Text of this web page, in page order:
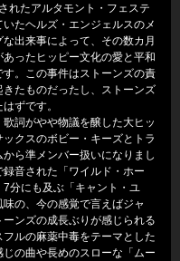
れたアルタモント・フェステ
たヘルズ・エンジェルスのメ
出来事によって、その数カ月
ったヒッピー文化の愛と平和
。この事件はストーンズの責
たものだったし、ストーンズ
ずです。
詞がやや物議を醸した大ヒッ
クスのボビー・キーズとトラ
ら準メンバー扱いになりまし
音された「ワイルド・ホー
分にも及ぶ「キャント・ユ
の、今の感覚で言えばジャ
ンズの成長ぶりが感じられる
ルの麻薬中毒をテーマとした
じの曲や長めのスローな「ムー